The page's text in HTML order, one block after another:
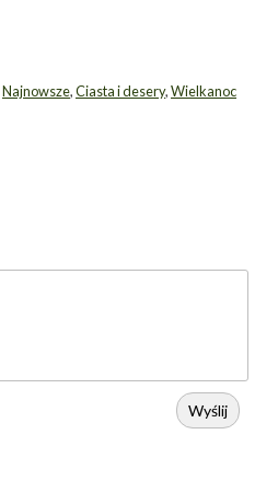
Najnowsze,Ciasta i desery,Wielkanoc
Wyślij